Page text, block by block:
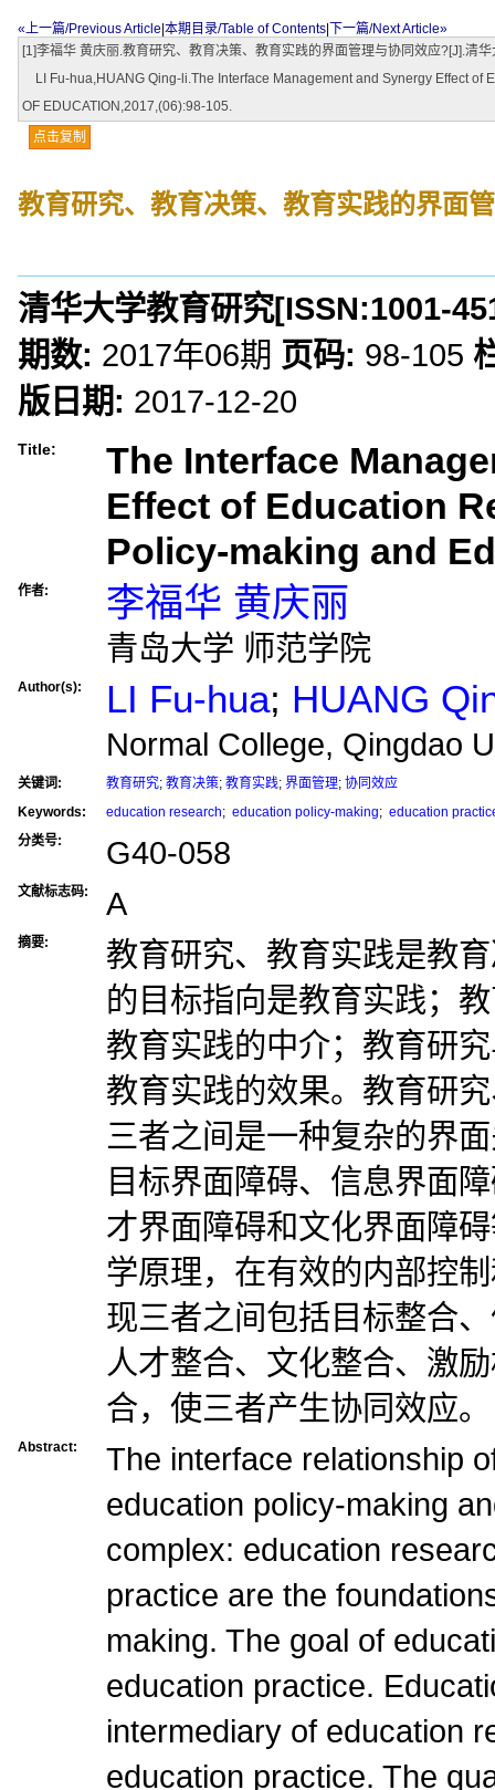
«上一篇/Previous Article 本期目录/Table of Contents
下一篇/Next Article»
[1]李福华 黄庆丽.教育研究、教育决策、教育实践的界面管理与协同效应?[J].清
LI Fu-hua,HUANG Qing-li.The Interface Management and Synergy Effect of
OF EDUCATION,2017,(06):98-105.
点击复制
教育研究、教育决策、教育实践的界面
清华大学教育研究[ISSN:1001-
期数: 2017年06期 页码: 98-105
版日期: 2017-12-20
Title:
The Interface
Effect of Education
Policy-making and
作者: 李福华 黄庆丽
青岛大学 师范学院
Author(s): LI Fu-hua; HUANG
Normal College, Qingdao
关键词: 教育研究; 教育决策; 教育实践; 界面管理; 协同效应
Keywords:
education research; education policy-making; education
分类号:
G40-058
文献标志码: A
摘要:
教育研究、教育实践是教
的目标指向是教育实践；
教育实践的中介；教育研
教育实践的效果。教育研
三者之间是一种复杂的界
目标界面障碍、信息界面
才界面障碍和文化界面障
学原理，在有效的内部控
现三者之间包括目标整合
人才整合、文化整合、激
合，使三者产生协同效应。
Abstract:
The interface relationship
education policy-making
complex: education
practice are the
making. The goal of
education practice.
intermediary of education
education practice. The